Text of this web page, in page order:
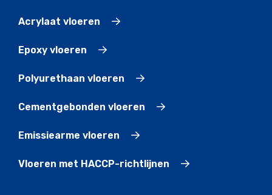
Acrylaat vloeren
Epoxy vloeren
Polyurethaan vloeren
Cementgebonden vloeren
Emissiearme vloeren
Vloeren met HACCP-richtlijnen